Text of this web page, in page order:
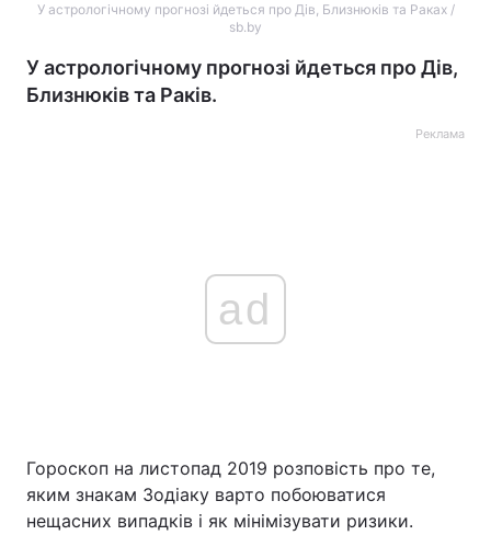
У астрологічному прогнозі йдеться про Дів, Близнюків та Раках /
sb.by
У астрологічному прогнозі йдеться про Дів,
Близнюків та Раків.
Реклама
ad
Гороскоп на листопад 2019 розповість про те,
яким знакам Зодіаку варто побоюватися
нещасних випадків і як мінімізувати ризики.